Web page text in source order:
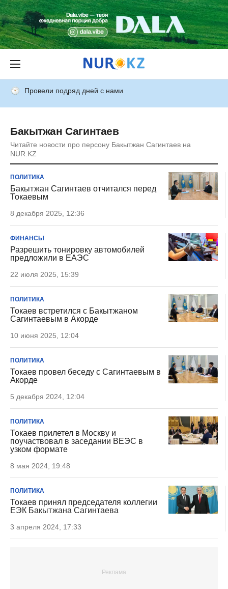
Провели подряд дней с нами
Бакытжан Сагинтаев
Читайте новости про персону Бакытжан Сагинтаев на
NUR.KZ
ПОЛИТИКА
Бакытжан Сагинтаев отчитался перед
Токаевым
8 декабря 2025, 12:36
ФИНАНСЫ
Разрешить тонировку автомобилей
предложили в ЕАЭС
22 июля 2025, 15:39
ПОЛИТИКА
Токаев встретился с Бакытжаном
Сагинтаевым в Акорде
10 июня 2025, 12:04
ПОЛИТИКА
Токаев провел беседу с Сагинтаевым в
Акорде
5 декабря 2024, 12:04
ПОЛИТИКА
Токаев прилетел в Москву и
поучаствовал в заседании ВЕЭС в
узком формате
8 мая 2024, 19:48
ПОЛИТИКА
Токаев принял председателя коллегии
ЕЭК Бакытжана Сагинтаева
3 апреля 2024, 17:33